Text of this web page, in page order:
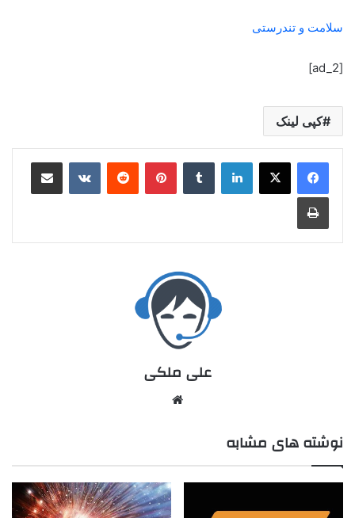
سلامت و تندرستی
[ad_2]
کپی لینک
علی ملکی
نوشته های مشابه